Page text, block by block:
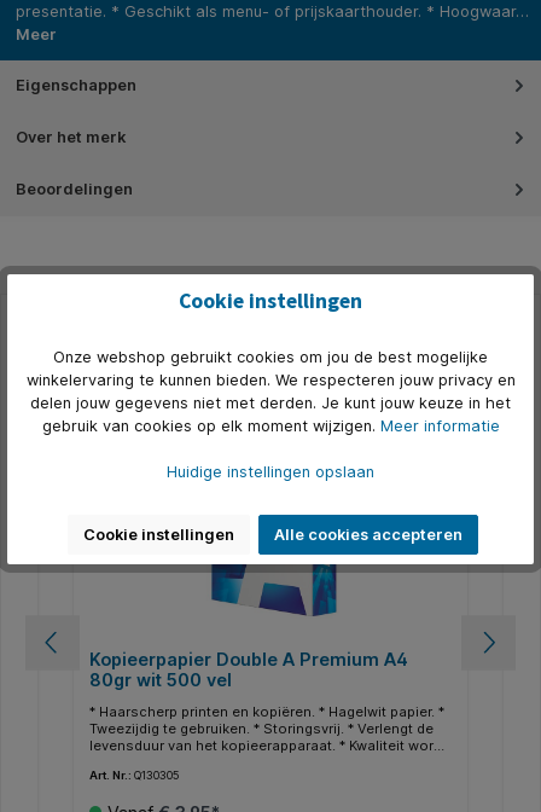
presentatie. * Geschikt als menu- of prijskaarthouder. * Hoogwaar…
Meer
Eigenschappen
Over het merk
Beoordelingen
Productgalerij overslaan
Accessoires
500+ op voorraad
Kopieerpapier Double A Premium A4
80gr wit 500 vel
* Haarscherp printen en kopiëren. * Hagelwit papier. *
Tweezijdig te gebruiken. * Storingsvrij. * Verlengt de
levensduur van het kopieerapparaat. * Kwaliteit wordt
productieproces. * Voldoet aan de
Art. Nr.: Q130305
Cookie instellingen
Onze webshop gebruikt cookies om jou de best mogelijke
winkelervaring te kunnen bieden. We respecteren jouw privacy en
delen jouw gegevens niet met derden. Je kunt jouw keuze in het
gebruik van cookies op elk moment wijzigen. Meer informatie
Huidige instellingen opslaan
Cookie instellingen Alle cookies accepteren